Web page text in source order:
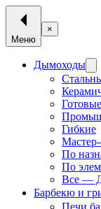
Меню
×
Дымоходы
Гибкие
По
По
Все —
Барбекю и
Печи